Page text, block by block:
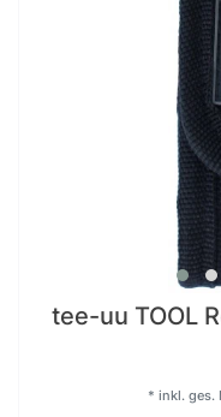
tee-uu TOOL
* inkl. ges.